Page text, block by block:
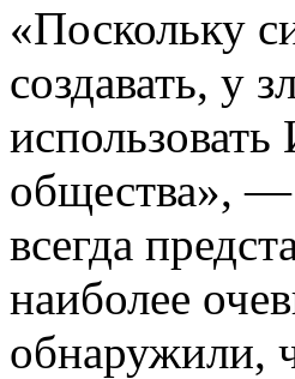
«Поскольку
создавать, у
общества», —
всегда
наиболее
обнаружили,